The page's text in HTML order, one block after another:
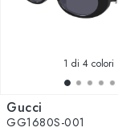
1 di 4 colori
Gucci
GG1680S-001